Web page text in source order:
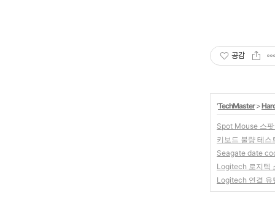
공감
'TechMaster>
Spot Mouse 스
키보드 불량 테
Seagate date
Logitech 로지텍
Logitech 연결